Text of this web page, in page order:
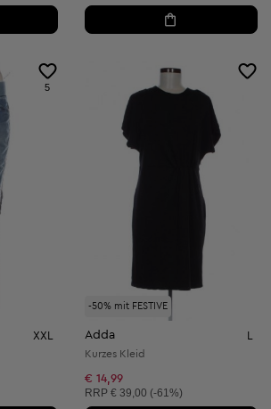
5
XXL
-50% mit FESTIVE
Adda
Kurzes Kleid
€ 14,99
Unverbindliche Preisempfehlung:
RRP € 39,00 (-61%)